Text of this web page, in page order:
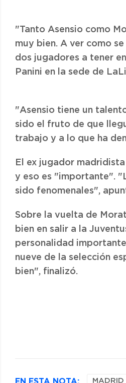
"Tanto Asensio como
muy bien. A ver como
dos jugadores a tener
Panini en la sede de
"Asensio tiene un
sido el fruto de que
trabajo y a lo que ha
El ex jugador
y eso es "importante".
sido fenomenales",
Sobre la vuelta de
bien en salir a la
personalidad
nueve de la selección
bien", finalizó.
EN ESTA NOTA: MADRID